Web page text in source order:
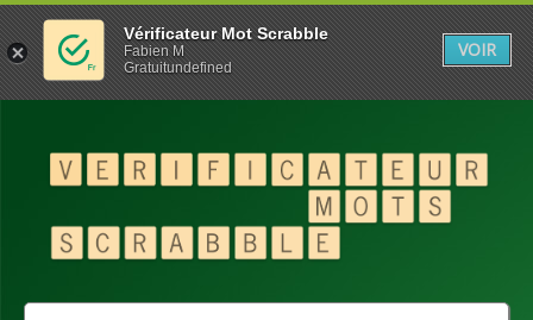
Vérificateur Mot Scrabble
Fabien M
Gratuitundefined
VOIR